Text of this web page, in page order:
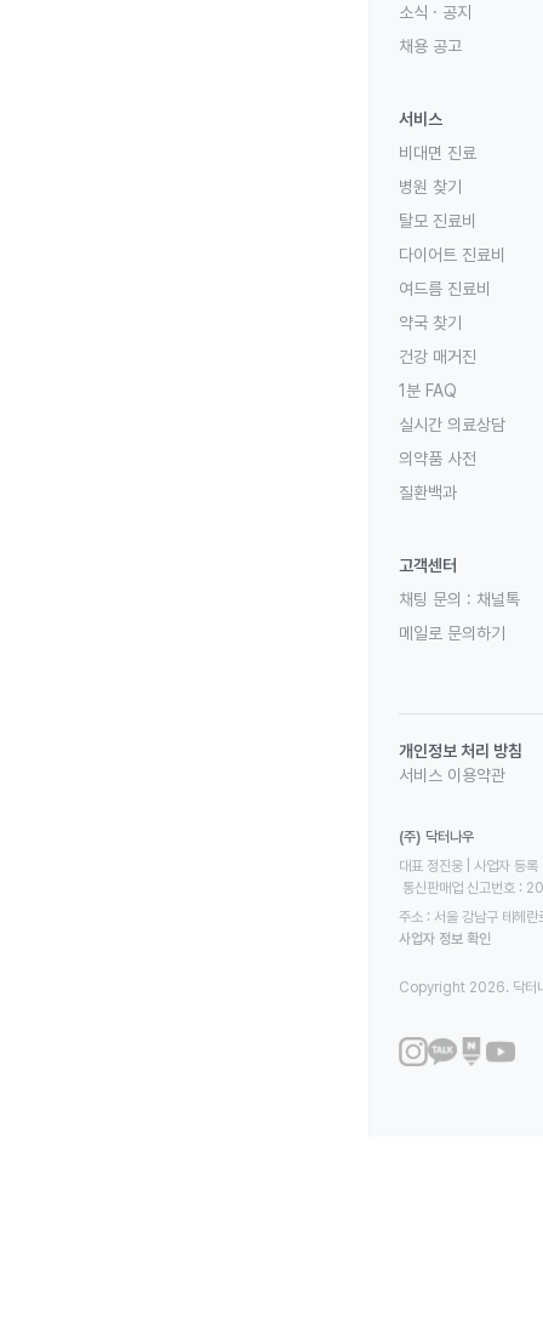
소식 · 공지
채용 공고
서비스
비대면 진료
병원 찾기
탈모 진료비
다이어트 진료비
여드름 진료비
약국 찾기
건강 매거진
1분 FAQ
실시간 의료상담
의약품 사전
질환백과
고객센터
채팅 문의 : 채널톡
메일로 문의하기
개인정보 처리 방침
서비스 이용약관
(주) 닥터나우
대표 정진웅 | 사업자
통신판매업 신고번호
주소 : 서울 강남구 테헤
사업자 정보 확인
Copyright 2026. 닥터